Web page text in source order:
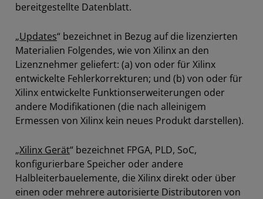
bereitgestellte Datenblatt.
„Updates“ bezeichnet in Bezug auf die lizenzierten
Materialien Folgendes, wie von Xilinx an den
Lizenznehmer geliefert: (a) von oder für Xilinx
entwickelte Fehlerkorrekturen; und (b) von oder für
Xilinx entwickelte Funktionserweiterungen oder
andere Modifikationen (die nach alleinigem
Ermessen von Xilinx kein neues Produkt darstellen).
„Xilinx Gerät“ bezeichnet FPGA, PLD, SoC,
konfigurierbare Speicher oder andere
Halbleiterbauelemente, die Xilinx direkt oder über
einen oder mehrere autorisierte Distributoren von